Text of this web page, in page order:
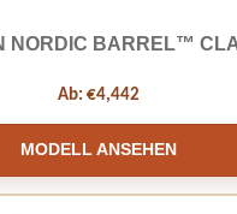
NORDIC BARREL™
Ab: €4,442
MODELL ANSEHEN